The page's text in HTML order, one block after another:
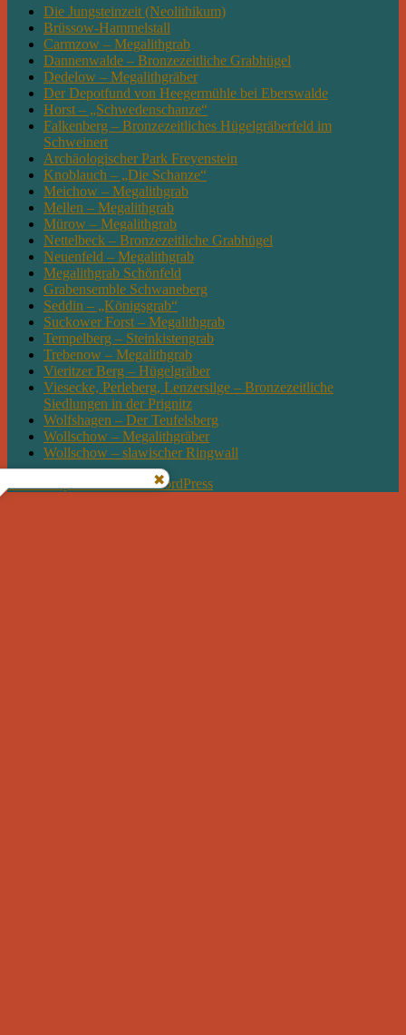
Die Jungsteinzeit (Neolithikum)
Brüssow-Hammelstall
Carmzow – Megalithgrab
Dannenwalde – Bronzezeitliche Grabhügel
Dedelow – Megalithgräber
Der Depotfund von Heegermühle bei Eberswalde
Horst – „Schwedenschanze“
Falkenberg – Bronzezeitliches Hügelgräberfeld im
Schweinert
Archäologischer Park Freyenstein
Knoblauch – „Die Schanze“
Meichow – Megalithgrab
Mellen – Megalithgrab
Mürow – Megalithgrab
Nettelbeck – Bronzezeitliche Grabhügel
Neuenfeld – Megalithgrab
Megalithgrab Schönfeld
Grabensemble Schwaneberg
Seddin – „Königsgrab“
Suckower Forst – Megalithgrab
Tempelberg – Steinkistengrab
Trebenow – Megalithgrab
Vieritzer Berg – Hügelgräber
Viesecke, Perleberg, Lenzersilge – Bronzezeitliche
Siedlungen in der Prignitz
Wolfshagen – Der Teufelsberg
Wollschow – Megalithgräber
Wollschow – slawischer Ringwall
Mit Stolz präsentiert von WordPress